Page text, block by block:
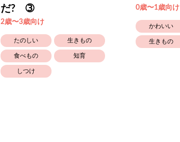
だ? ➂
2歳〜3歳向け
たのしい 生きもの
食べもの 知育
しつけ
0歳〜1歳向け
かわいい
生きもの